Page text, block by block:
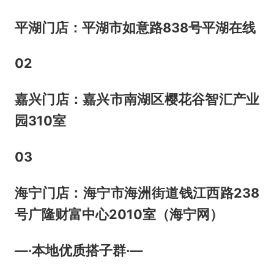
平湖门店：平湖市如意路838号平湖在线
02
嘉兴门店：嘉兴市南湖区樱花谷智汇产业
园310室
03
海宁门店：海宁市海洲街道钱江西路238
号广隆财富中心2010室（海宁网）
—·本地优质搭子群·—